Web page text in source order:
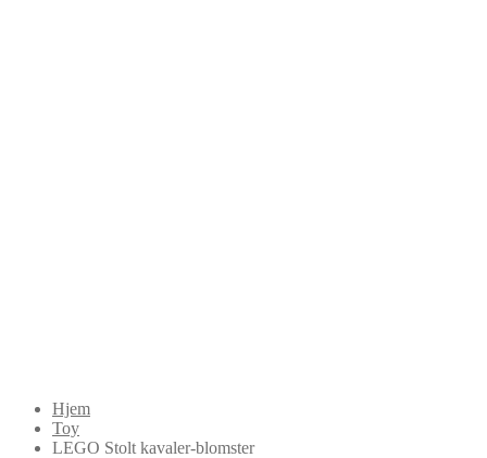
Hjem
Toy
LEGO Stolt kavaler-blomster